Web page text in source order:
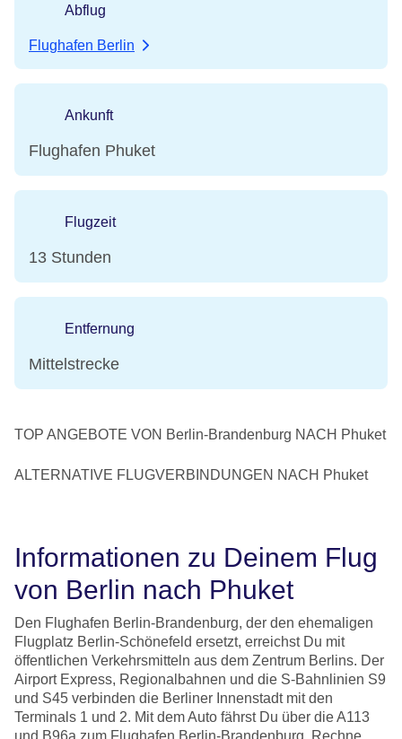
Abflug
Flughafen Berlin
Ankunft
Flughafen Phuket
Flugzeit
13 Stunden
Entfernung
Mittelstrecke
TOP ANGEBOTE VON Berlin-Brandenburg NACH Phuket
ALTERNATIVE FLUGVERBINDUNGEN NACH Phuket
Informationen zu Deinem Flug
von Berlin nach Phuket
Den Flughafen Berlin-Brandenburg, der den ehemaligen
Flugplatz Berlin-Schönefeld ersetzt, erreichst Du mit
öffentlichen Verkehrsmitteln aus dem Zentrum Berlins. Der
Airport Express, Regionalbahnen und die S-Bahnlinien S9
und S45 verbinden die Berliner Innenstadt mit den
Terminals 1 und 2. Mit dem Auto fährst Du über die A113